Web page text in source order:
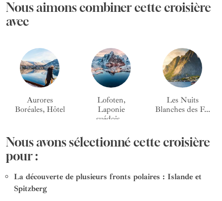
Nous aimons combiner cette croisière
avec
Aurores
Boréales, Hôtel
Lofoten,
Laponie
suédois...
Les Nuits
Blanches des F...
Nous avons sélectionné cette croisière
pour :
La découverte de plusieurs fronts polaires : Islande et
Spitzberg